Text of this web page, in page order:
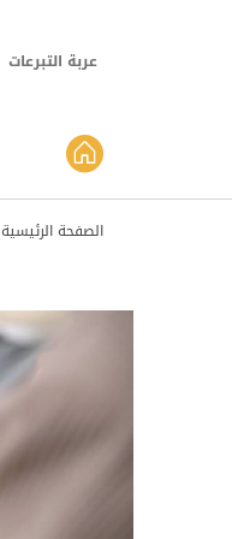
عربة التبرعات
الصفحة الرئيسية